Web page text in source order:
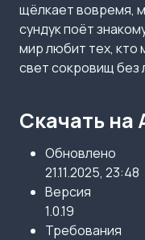
щёлкает вовремя,
сундук поёт
мир любит тех, кто
свет сокровищ без
Скачать на
Обновлено
21.11.2025, 23:48
Версия
1.0.19
Требования